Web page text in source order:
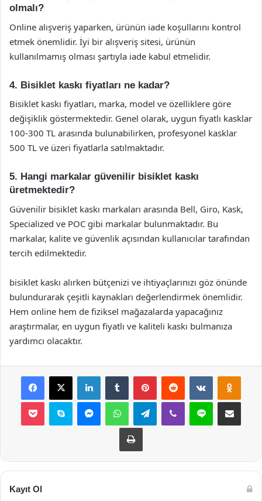
olmalı?
Online alışveriş yaparken, ürünün iade koşullarını kontrol
etmek önemlidir. İyi bir alışveriş sitesi, ürünün
kullanılmamış olması şartıyla iade kabul etmelidir.
4. Bisiklet kaskı fiyatları ne kadar?
Bisiklet kaskı fiyatları, marka, model ve özelliklere göre
değişiklik göstermektedir. Genel olarak, uygun fiyatlı kasklar
100-300 TL arasında bulunabilirken, profesyonel kasklar
500 TL ve üzeri fiyatlarla satılmaktadır.
5. Hangi markalar güvenilir bisiklet kaskı
üretmektedir?
Güvenilir bisiklet kaskı markaları arasında Bell, Giro, Kask,
Specialized ve POC gibi markalar bulunmaktadır. Bu
markalar, kalite ve güvenlik açısından kullanıcılar tarafından
tercih edilmektedir.
bisiklet kaskı alırken bütçenizi ve ihtiyaçlarınızı göz önünde
bulundurarak çeşitli kaynakları değerlendirmek önemlidir.
Hem online hem de fiziksel mağazalarda yapacağınız
araştırmalar, en uygun fiyatlı ve kaliteli kaskı bulmanıza
yardımcı olacaktır.
Facebook
X LinkedInTumblr PinterestReddit VKontakte
Pocket Skype MessengerWhatsAppTelegramViber Line E-Posta ile
Yazdır
Kayıt Ol